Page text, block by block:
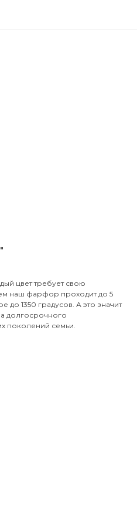
цвет требует свою
наш фарфор проходит до 5
до 1350 градусов. А это значит
долгосрочного
поколений семьи.